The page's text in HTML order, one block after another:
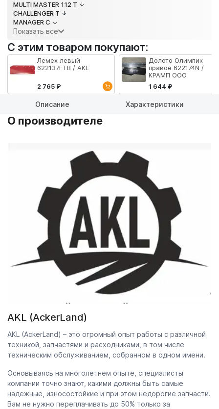
MULTI MASTER 112 T
CHALLENGER T
MANAGER C
Показать все
С этим товаром покупают:
Лемех левый
622137FTB / AKL
2 765 ₽
Долото Олимпик
правое 622174N /
КРАМП ООО
1 644 ₽
Описание Характеристики
О производителе
AKL (AckerLand)
AKL (AckerLand) – это огромный опыт работы с различной
техникой, запчастями и расходниками, в том числе
техническим обслуживанием, собранном в одном имени.
Основываясь на многолетнем опыте, специалисты
компании точно знают, какими должны быть самые
надежные, износостойкие и при этом недорогие запчасти.
Вам не нужно переплачивать до 50% только за